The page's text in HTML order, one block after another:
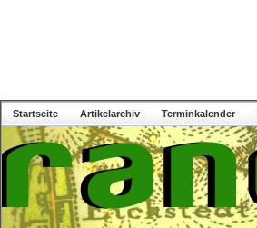
Startseite Artikelarchiv Terminkalender